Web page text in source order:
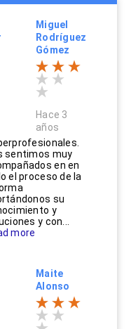
Miguel
Rodríguez
Gómez
Hace 3
años
sentimos muy
en en
el proceso de la
su
y
y con...
more
Maite
Alonso